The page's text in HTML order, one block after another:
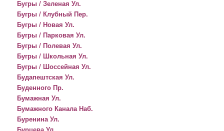
Бугры / Зеленая Ул.
Бугры / Клубный Пер.
Бугры / Новая Ул.
Бугры / Парковая Ул.
Бугры / Полевая Ул.
Бугры / Школьная Ул.
Бугры / Шоссейная Ул.
Будапештская Ул.
Буденного Пр.
Бумажная Ул.
Бумажного Канала Наб.
Буренина Ул.